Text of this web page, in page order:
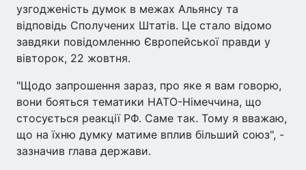
узгодженість думок в межах Альянсу та
відповідь Сполучених Штатів. Це стало відомо
завдяки повідомленню Європейської правди у
вівторок, 22 жовтня.
"Щодо запрошення зараз, про яке я вам говорю,
вони бояться тематики НАТО-Німеччина, що
стосується реакції РФ. Саме так. Тому я вважаю,
що на їхню думку матиме вплив більший союз", -
зазначив глава держави.